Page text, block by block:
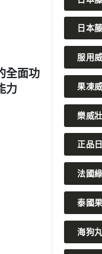
面功
2023 年 7
什麼？
一的位置
READ MORE
日本
服用
果凍
樂威
正品
法國
泰國
海狗丸